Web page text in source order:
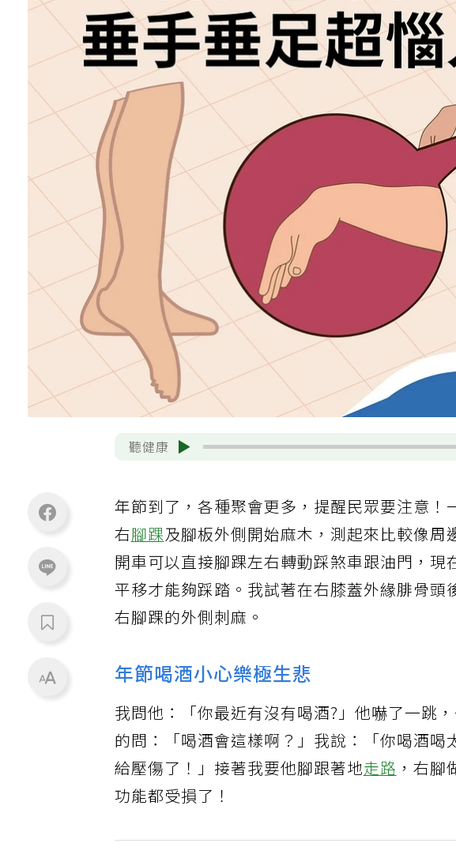
聽健康
年節到了，各種聚會更多，提醒民眾要注意！
右腳踝及腳板外側開始麻木，測起來比較像周
開車可以直接腳踝左右轉動踩煞車跟油門，現
平移才能夠踩踏。我試著在右膝蓋外緣腓骨頭
右腳踝的外側刺麻。
年節喝酒小心樂極生悲
我問他：「你最近有沒有喝酒?」他嚇了一跳
的問：「喝酒會這樣啊？」我說：「你喝酒喝
給壓傷了！」接著我要他腳跟著地走路 ，右腳
功能都受損了！